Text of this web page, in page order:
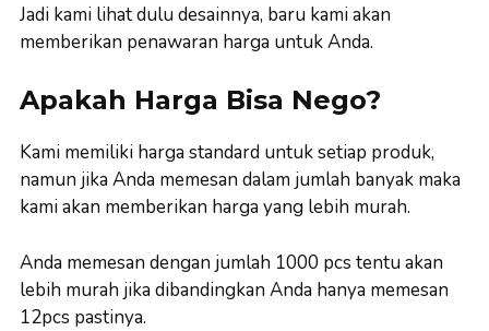
Jadi kami lihat dulu desainnya, baru kami akan
memberikan penawaran harga untuk Anda.
Apakah Harga Bisa Nego?
Kami memiliki harga standard untuk setiap produk,
namun jika Anda memesan dalam jumlah banyak maka
kami akan memberikan harga yang lebih murah.
Anda memesan dengan jumlah 1000 pcs tentu akan
lebih murah jika dibandingkan Anda hanya memesan
12pcs pastinya.